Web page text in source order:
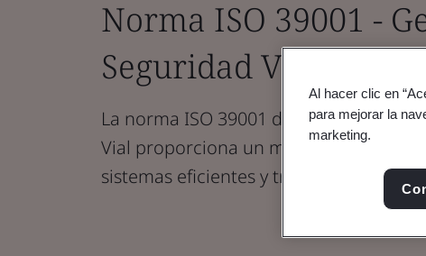
Norma ISO 39001 -
Seguridad Vial
La norma ISO 39001 de Sistemas de
Vial proporciona un marco
sistemas eficientes y transparentes.
Al hacer clic en
para mejorar la
marketing.